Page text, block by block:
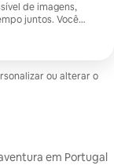
de imagens,
juntos. Você
imagens de alta
restrições de
ou alterar o
em Portugal